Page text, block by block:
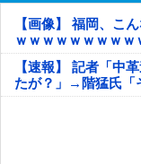
【画像】 福岡、こ
ｗｗｗｗｗｗｗｗ
ｗｗｗｗｗ
【速報】 記者「中
たが？」→階猛氏「